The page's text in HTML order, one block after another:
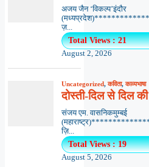
अजय जैन ‘विकल्प’इंदौर
ज़...
Total Views : 21
August 2, 2026
Uncategorized,कविता,काव्यभाषा
दोस्ती-दिल से दिल
संजय एम. वासनिकमुम्बई
ज़ि...
Total Views : 19
August 5, 2026